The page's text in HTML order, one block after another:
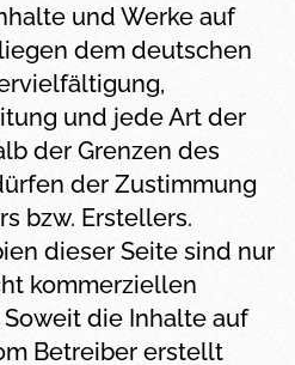
und Werke auf
dem deutschen
und jede Art der
der Grenzen des
der Zustimmung
bzw. Erstellers.
dieser Seite sind nur
kommerziellen
die Inhalte auf
Betreiber erstellt